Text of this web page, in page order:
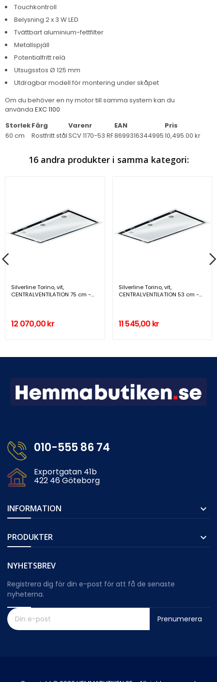
Touchkontroll
Belysning 2 x 3 W LED
Tvättbart aluminium-fettfilter
Metallspjäll
Potentialfritt relä
Utsugsstos Ø 125 mm
Utdragbar modell för montering under skåpet
Om du behöver en ny motor till samma system kan du
använda EXC 1100
StorlekFärg Varenr EAN
Pris
60 cm
Rostfritt stålSCV 1170-53 RF869931634499510,495.00 kr
16 andra produkter i samma kategori:
Silverline Torino, vit,
CENTRALVENTILATION 75 cm -
12 070,00 kr
Silverline Torino, vit,
CENTRALVENTILATION 53 cm -
11 545,00 kr
010-555 86 74
Exportgatan 41b
422 46 Göteborg
INFORMATION 
PRODUKTER 
NYHETSBREV
Registrera dig för din e-post för att få de senaste
nyheterna.
Prenumerera